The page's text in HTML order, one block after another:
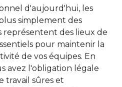
d'aujourd'hui, les
simplement des
représentent des lieux de
pour maintenir la
de vos équipes. En
avez l'obligation légale
travail sûres et